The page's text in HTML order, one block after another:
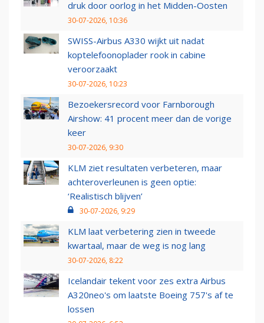
druk door oorlog in het Midden-Oosten
30-07-2026, 10:36
SWISS-Airbus A330 wijkt uit nadat
koptelefoonoplader rook in cabine
veroorzaakt
30-07-2026, 10:23
Bezoekersrecord voor Farnborough
Airshow: 41 procent meer dan de vorige
keer
30-07-2026, 9:30
KLM ziet resultaten verbeteren, maar
achteroverleunen is geen optie:
‘Realistisch blijven’
30-07-2026, 9:29
KLM laat verbetering zien in tweede
kwartaal, maar de weg is nog lang
30-07-2026, 8:22
Icelandair tekent voor zes extra Airbus
A320neo's om laatste Boeing 757's af te
lossen